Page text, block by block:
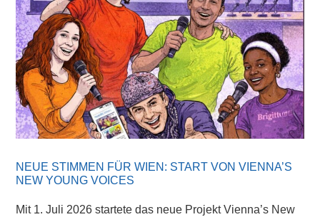
NEUE STIMMEN FÜR WIEN: START VON VIENNA’S
NEW YOUNG VOICES
Mit 1. Juli 2026 startete das neue Projekt Vienna’s New